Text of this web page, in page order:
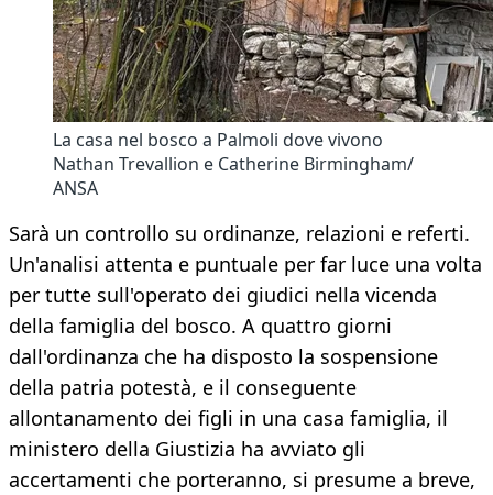
La casa nel bosco a Palmoli dove vivono
Nathan Trevallion e Catherine Birmingham/
ANSA
Sarà un controllo su ordinanze, relazioni e referti.
Un'analisi attenta e puntuale per far luce una volta
per tutte sull'operato dei giudici nella vicenda
della famiglia del bosco. A quattro giorni
dall'ordinanza che ha disposto la sospensione
della patria potestà, e il conseguente
allontanamento dei figli in una casa famiglia, il
ministero della Giustizia ha avviato gli
accertamenti che porteranno, si presume a breve,